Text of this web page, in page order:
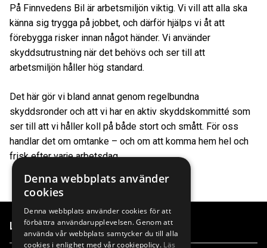
På Finnvedens Bil är arbetsmiljön viktig. Vi vill att alla ska
känna sig trygga på jobbet, och därför hjälps vi åt att
förebygga risker innan något händer. Vi använder
skyddsutrustning när det behövs och ser till att
arbetsmiljön håller hög standard.
Det här gör vi bland annat genom regelbundna
skyddsronder och att vi har en aktiv skyddskommitté som
ser till att vi håller koll på både stort och smått. För oss
handlar det om omtanke – och om att komma hem hel och
frisk efter varje arbetsdag.
Länkar
Denna webbplats använder
cookies
Denna webbplats använder cookies för att
förbättra användarupplevelsen. Genom att
använda vår webbplats samtycker du till alla
cookies i enlighet med vår cookiepolicy. Läs